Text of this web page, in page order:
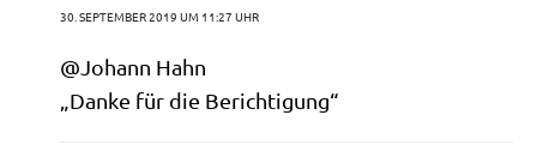
30. SEPTEMBER 2019 UM 11:27 UHR
@Johann Hahn
„Dan­ke für die Berichtigung“